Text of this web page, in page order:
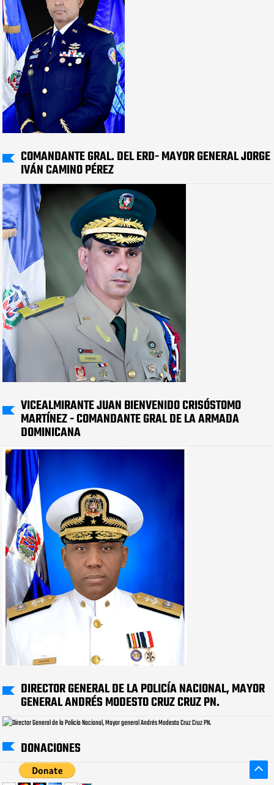
COMANDANTE GRAL. DEL ERD- MAYOR GENERAL JORGE
IVÁN CAMINO PÉREZ
VICEALMIRANTE JUAN BIENVENIDO CRISÓSTOMO
MARTÍNEZ - COMANDANTE GRAL DE LA ARMADA
DOMINICANA
DIRECTOR GENERAL DE LA POLICÍA NACIONAL, MAYOR
GENERAL ANDRÉS MODESTO CRUZ CRUZ PN.
DONACIONES